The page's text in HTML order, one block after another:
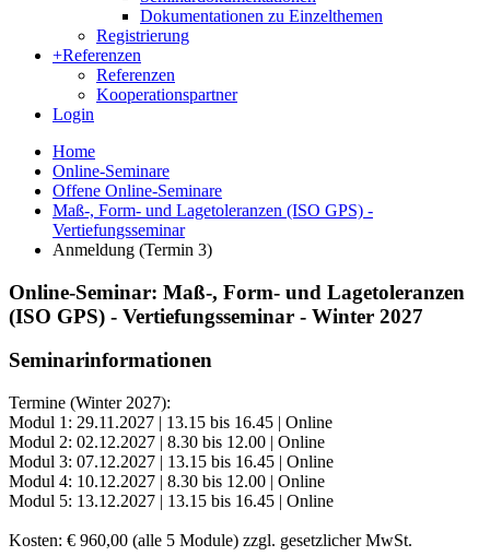
Dokumentationen zu Einzelthemen
Registrierung
+Referenzen
Referenzen
Kooperationspartner
Login
Home
Online-Seminare
Offene Online-Seminare
Maß-, Form- und Lagetoleranzen (ISO GPS) -
Vertiefungsseminar
Anmeldung (Termin 3)
Online-Seminar: Maß-, Form- und Lagetoleranzen
(ISO GPS) - Vertiefungsseminar - Winter 2027
Seminarinformationen
Termine (Winter 2027):
Modul 1: 29.11.2027 | 13.15 bis 16.45 | Online
Modul 2: 02.12.2027 | 8.30 bis 12.00 | Online
Modul 3: 07.12.2027 | 13.15 bis 16.45 | Online
Modul 4: 10.12.2027 | 8.30 bis 12.00 | Online
Modul 5: 13.12.2027 | 13.15 bis 16.45 | Online
Kosten: € 960,00 (alle 5 Module) zzgl. gesetzlicher MwSt.